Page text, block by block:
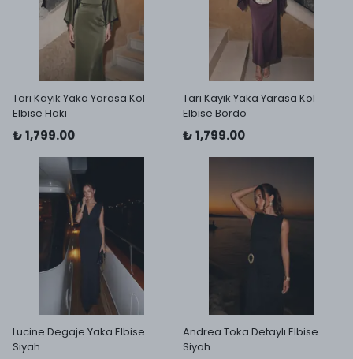
Tari Kayık Yaka Yarasa Kol
Elbise Haki
₺ 1,799.00
Tari Kayık Yaka Yarasa Kol
Elbise Bordo
₺ 1,799.00
Lucine Degaje Yaka Elbise
Siyah
Andrea Toka Detaylı Elbise
Siyah